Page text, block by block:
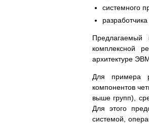
системного
Предлагаемый
комплексной
архитектуре
Для примера
компонентов
выше групп),
Для этого
системой,